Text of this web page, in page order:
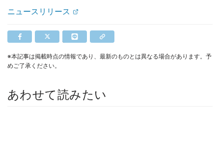
ニュースリリース
※本記事は掲載時点の情報であり、最新のものとは異なる場合があります。予
めご了承ください。
あわせて読みたい